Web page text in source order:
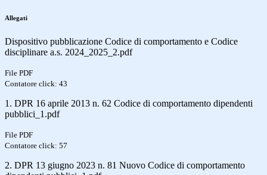
Allegati
Dispositivo pubblicazione Codice di comportamento e Codice
disciplinare a.s. 2024_2025_2.pdf
File PDF
Contatore click: 43
1. DPR 16 aprile 2013 n. 62 Codice di comportamento dipendenti
pubblici_1.pdf
File PDF
Contatore click: 57
2. DPR 13 giugno 2023 n. 81 Nuovo Codice di comportamento